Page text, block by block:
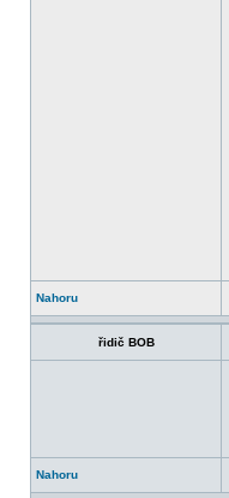
Nahoru
řidič BOB
Nahoru